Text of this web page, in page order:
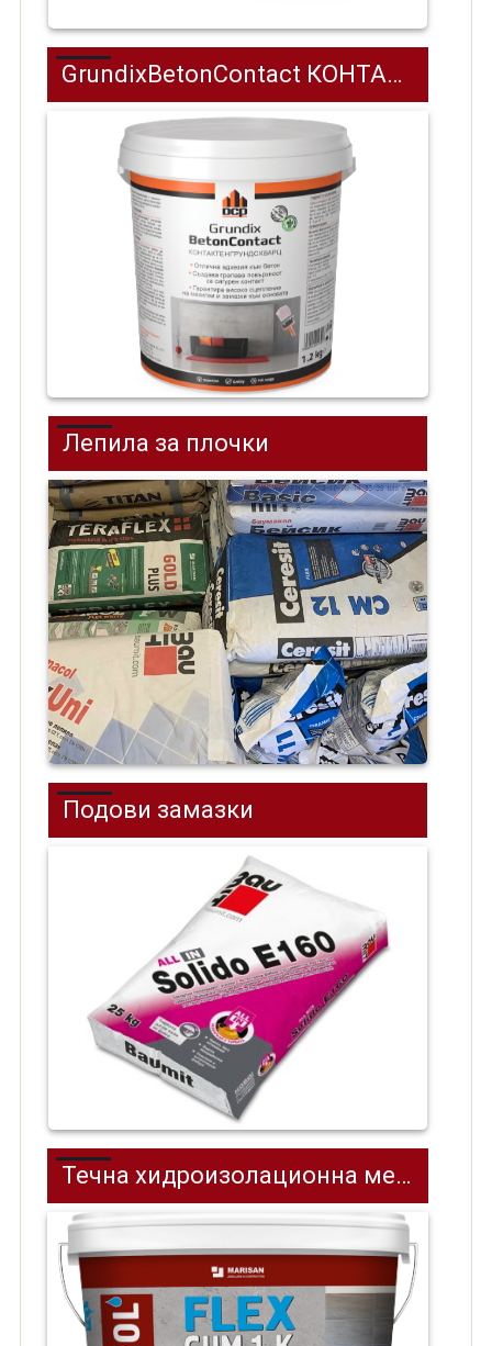
GrundixBetonContact КОНТАКТЕН ГРУНД С КВАРЦ
Лепила за плочки
Подови замазки
Течна хидроизолационна мембрана ХИДРОЗОЛ FLEX GUM 1-K